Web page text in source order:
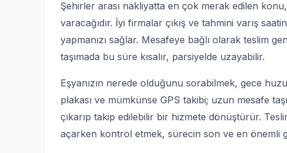
Şehirler arası nakliyatta en çok merak edilen
varacağıdır. İyi firmalar çıkış ve tahmini varış
yapmanızı sağlar. Mesafeye bağlı olarak teslim
taşımada bu süre kısalır, parsiyelde uzayabilir.
Eşyanızın nerede olduğunu sorabilmek, gece
plakası ve mümkünse GPS takibi; uzun mesafe
çıkarıp takip edilebilir bir hizmete dönüştürür.
açarken kontrol etmek, sürecin son ve en önemli